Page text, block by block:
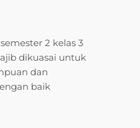
2 kelas 3
dikuasai untuk
dan
baik